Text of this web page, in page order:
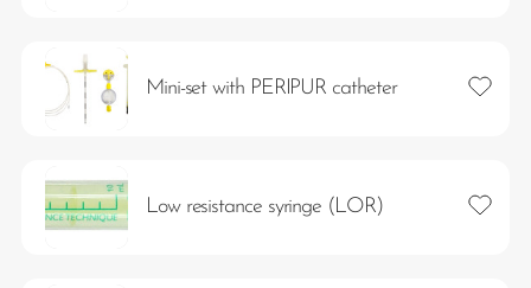
Mini-set with PERIPUR catheter Lägg
Low resistance syringe (LOR) Lägg